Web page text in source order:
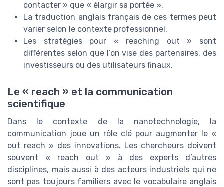
contacter » que « élargir sa portée ».
La traduction anglais français de ces termes peut
varier selon le contexte professionnel.
Les stratégies pour « reaching out » sont
différentes selon que l’on vise des partenaires, des
investisseurs ou des utilisateurs finaux.
Le « reach » et la communication
scientifique
Dans le contexte de la nanotechnologie, la
communication joue un rôle clé pour augmenter le «
out reach » des innovations. Les chercheurs doivent
souvent « reach out » à des experts d’autres
disciplines, mais aussi à des acteurs industriels qui ne
sont pas toujours familiers avec le vocabulaire anglais